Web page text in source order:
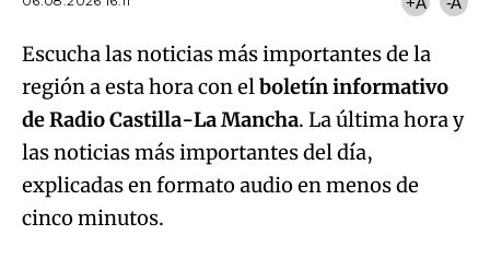
Escucha las noticias más importantes de la
región a esta hora con elboletín informativo
de Radio Castilla-La Mancha. La última hora y
las noticias más importantes del día,
explicadas en formato audio en menos de
cinco minutos.